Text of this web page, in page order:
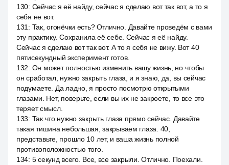
130: Сейчас я её найду, сейчас я сделаю вот так вот, а то я
себя не вот.
131 : Так, огонёчки есть? Отлично. Давайте проведём с вами
эту практику. Сохранила её себе. Сейчас я её найду.
Сейчас я сделаю вот так вот. А то я себя не вижу. Вот 40
пятисекундный эксперимент готов.
132: Он может полностью изменить вашу жизнь, но чтобы
он сработал, нужно закрыть глаза, и я знаю, да, вы сейчас
подумаете. Да ладно, я просто посмотрю открытыми
глазами. Нет, поверьте, если вы их не закроете, то все это
теряет смысл.
133: Так что нужно закрыть глаза прямо сейчас. Давайте
такая тишина небольшая, закрываем глаза. 40,
представьте, прошло 10 лет, и ваша жизнь полной
противоположностью того.
134: 5 секунд всего. Все, все закрыли. Отлично. Поехали.